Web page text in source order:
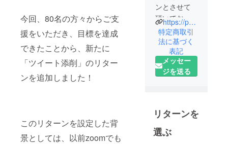
今回、80名の方々からご支
援をいただき、目標を達成
できたことから、新たに
「ツイート添削」のリター
ンを追加しました！
このリターンを設定した背
景としては、以前zoomでも
ンとさせて
頂いており
ます。LEI出
版と申しま
す。現在ま
でに自身の
書籍出版数
らせて頂い
た本は100冊
を超えま
https://peraichi.com/landing_pages/view/tco23
特定商取引
法に基づく
表記
メッセー
ジを送る
リターンを
選ぶ